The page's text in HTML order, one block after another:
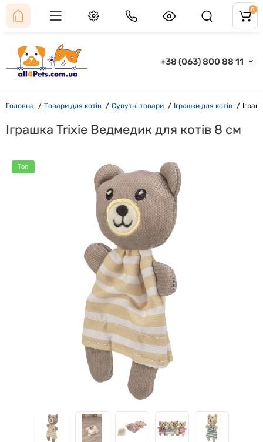
+38 (063) 800 88 11
0
Головна Товари для котів Супутні товари Іграшки для котів
Іграшка Trixie Ведмедик для котів 8 см
Топ